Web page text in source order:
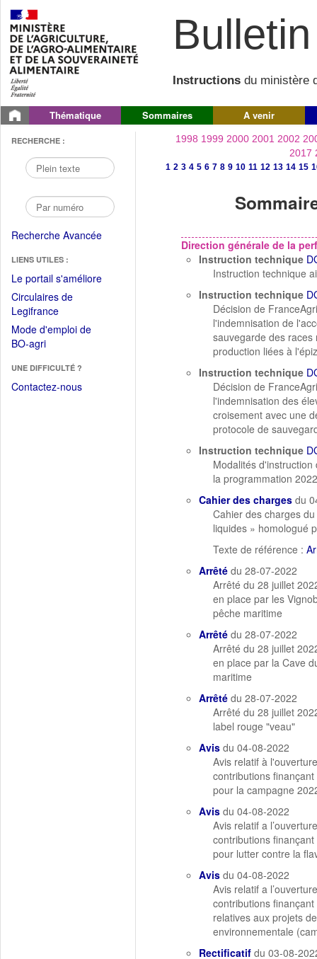
Instructions du ministère
Thématique Sommaires A venir
RECHERCHE :
Recherche Avancée
LIENS UTILES :
Le portail s'améliore(Fichier
Circulaires de
Legifrance(Ouvrir
dans
une
fenêtre)
Mode d'emploi de
BO-agri(Ouvrir
une
nouvelle
UNE DIFFICULTÉ ?
Contactez-nous
1998 1999 2000 2001 2002
2017
1 2 3 4 5 6 7 8 9 10 11 12 13 14 15
Direction générale de la
Instruction technique
Instruction technique
Instruction technique
Décision de
l'indemnisation de
sauvegarde des
production liées à
Instruction technique
Décision de
l'indemnisation des
croisement avec une
protocole de
Instruction technique
Modalités
la programmation
Cahier des charges du
Cahier des charges
liquides » homologué
Texte de référence :
Arrêté du 28-07-2022
Arrêté du 28 juillet
en place par les
pêche maritime
Arrêté du 28-07-2022
Arrêté du 28 juillet
en place par la Cave
maritime
Arrêté du 28-07-2022
Arrêté du 28 juillet
label rouge "veau"
Avis du 04-08-2022
Avis relatif à
contributions
pour la campagne
Avis du 04-08-2022
Avis relatif a
contributions
pour lutter contre la
Avis du 04-08-2022
Avis relatif a
contributions
relatives aux projets
environnementale
Rectificatif du 03-08-